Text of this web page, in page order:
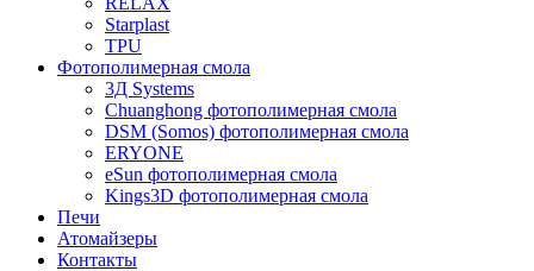
Starplast
TPU
Фотополимерная смола
3Д Systems
Chuanghong фотополимерная смола
DSM (Somos) фотополимерная смола
ERYONE
eSun фотополимерная смола
Kings3D фотополимерная смола
Печи
Атомайзеры
Контакты